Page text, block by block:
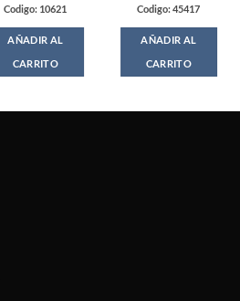
Codigo: 10621
AÑADIR AL
CARRITO
Codigo: 45417
AÑADIR AL
CARRITO